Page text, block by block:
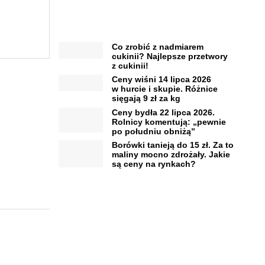
Co zrobić z nadmiarem
cukinii? Najlepsze przetwory
z cukinii!
Ceny wiśni 14 lipca 2026
w hurcie i skupie. Różnice
sięgają 9 zł za kg
Ceny bydła 22 lipca 2026.
Rolnicy komentują: „pewnie
po południu obniżą”
Borówki tanieją do 15 zł. Za to
maliny mocno zdrożały. Jakie
są ceny na rynkach?